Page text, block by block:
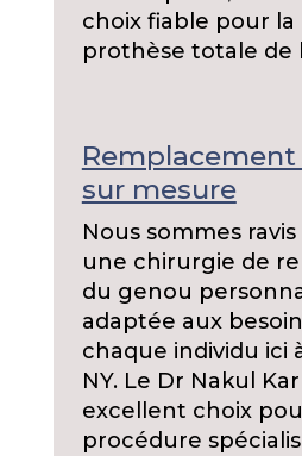
choix fiable pour la
prothèse totale de
sur mesure
Nous sommes
une chirurgie de
du genou
adaptée aux
chaque individu ici
NY. Le Dr Nakul
excellent choix
procédure